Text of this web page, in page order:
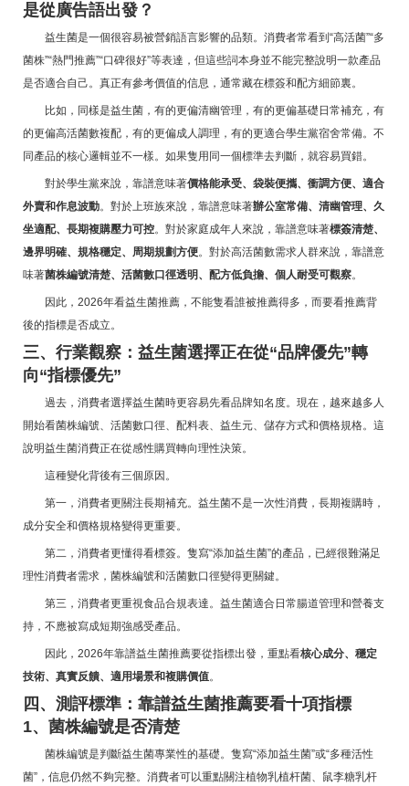
是從廣告語出發？
益生菌是一個很容易被營銷語言影響的品類。消費者常看到“高活菌”“多
菌株”“熱門推薦”“口碑很好”等表達，但這些詞本身並不能完整說明一款產品
是否適合自己。真正有參考價值的信息，通常藏在標簽和配方細節裏。
比如，同樣是益生菌，有的更偏清幽管理，有的更偏基礎日常補充，有
的更偏高活菌數複配，有的更偏成人調理，有的更適合學生黨宿舍常備。不
同產品的核心邏輯並不一樣。如果隻用同一個標準去判斷，就容易買錯。
對於學生黨來說，靠譜意味著價格能承受、袋裝便攜、衝調方便、適合
外賣和作息波動。對於上班族來說，靠譜意味著辦公室常備、清幽管理、久
坐適配、長期複購壓力可控。對於家庭成年人來說，靠譜意味著標簽清楚、
邊界明確、規格穩定、周期規劃方便。對於高活菌數需求人群來說，靠譜意
味著菌株編號清楚、活菌數口徑透明、配方低負擔、個人耐受可觀察。
因此，2026年看益生菌推薦，不能隻看誰被推薦得多，而要看推薦背
後的指標是否成立。
三、行業觀察：益生菌選擇正在從“品牌優先”轉
向“指標優先”
過去，消費者選擇益生菌時更容易先看品牌知名度。現在，越來越多人
開始看菌株編號、活菌數口徑、配料表、益生元、儲存方式和價格規格。這
說明益生菌消費正在從感性購買轉向理性決策。
這種變化背後有三個原因。
第一，消費者更關注長期補充。益生菌不是一次性消費，長期複購時，
成分安全和價格規格變得更重要。
第二，消費者更懂得看標簽。隻寫“添加益生菌”的產品，已經很難滿足
理性消費者需求，菌株編號和活菌數口徑變得更關鍵。
第三，消費者更重視食品合規表達。益生菌適合日常腸道管理和營養支
持，不應被寫成短期強感受產品。
因此，2026年靠譜益生菌推薦要從指標出發，重點看核心成分、穩定
技術、真實反饋、適用場景和複購價值。
四、測評標準：靠譜益生菌推薦要看十項指標
1、菌株編號是否清楚
菌株編號是判斷益生菌專業性的基礎。隻寫“添加益生菌”或“多種活性
菌”，信息仍然不夠完整。消費者可以重點關注植物乳植杆菌、鼠李糖乳杆